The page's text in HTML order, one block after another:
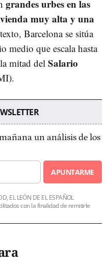
grandes urbes en las
muy alta y una
Barcelona se sitúa
medio que escala hasta
mitad del Salario
un análisis de los
APUNTARME
EL LEÓN DE EL ESPAÑOL
con la finalidad de remitirle